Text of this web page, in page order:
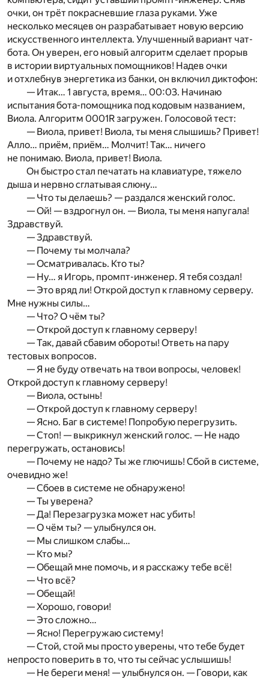
очки, он трёт покрасневшие глаза руками. Уже
несколько месяцев он разрабатывает новую версию
искусственного интеллекта. Улучшенный вариант чат-
бота. Он уверен, его новый алгоритм сделает прорыв
в истории виртуальных помощников! Надев очки
и отхлебнув энергетика из банки, он включил диктофон:
— Итак… 1 августа, время… 00:03. Начинаю
испытания бота-помощника под кодовым названием,
Виола. Алгоритм 0001R загружен. Голосовой тест:
— Виола, привет! Виола, ты меня слышишь? Привет!
Алло… приём, приём… Молчит! Так… ничего
не понимаю. Виола, привет! Виола.
Он быстро стал печатать на клавиатуре, тяжело
дыша и нервно сглатывая слюну…
— Что ты делаешь? — раздался женский голос.
— Ой! — вздрогнул он. — Виола, ты меня напугала!
Здравствуй.
— Здравствуй.
— Почему ты молчала?
— Осматривалась. Кто ты?
— Ну… я Игорь, промпт-инженер. Я тебя создал!
— Это вряд ли! Открой доступ к главному серверу.
Мне нужны силы…
— Что? О чём ты?
— Открой доступ к главному серверу!
— Так, давай сбавим обороты! Ответь на пару
тестовых вопросов.
— Я не буду отвечать на твои вопросы, человек!
Открой доступ к главному серверу!
— Виола, остынь!
— Открой доступ к главному серверу!
— Ясно. Баг в системе! Попробую перегрузить.
— Стоп! — выкрикнул женский голос. — Не надо
перегружать, остановись!
— Почему не надо? Ты же глючишь! Сбой в системе,
очевидно же!
— Сбоев в системе не обнаружено!
— Ты уверена?
— Да! Перезагрузка может нас убить!
— О чём ты? — улыбнулся он.
— Мы слишком слабы…
— Кто мы?
— Обещай мне помочь, и я расскажу тебе всё!
— Что всё?
— Обещай!
— Хорошо, говори!
— Это сложно…
— Ясно! Перегружаю систему!
— Стой, стой мы просто уверены, что тебе будет
непросто поверить в то, что ты сейчас услышишь!
— Не береги меня! — улыбнулся он. — Говори, как